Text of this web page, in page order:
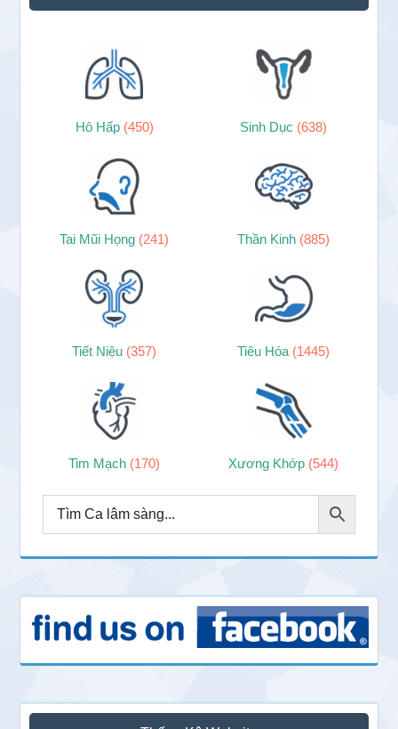
Hô Hấp (450) Sinh Dục (638)
Tai Mũi Họng (241) Thần Kinh (885)
Tiết Niệu (357) Tiêu Hóa (1445)
Tim Mạch (170) Xương Khớp (544)